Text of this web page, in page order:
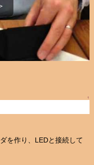
↑
を作り、LEDと接続して